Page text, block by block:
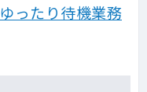
ったり待機業務